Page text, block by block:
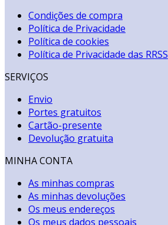
Condições de compra
Política de Privacidade
Política de cookies
Política de Privacidade das RRSS
SERVIÇOS
Envio
Portes gratuitos
Cartão-presente
Devolução gratuita
MINHA CONTA
As minhas compras
As minhas devoluções
Os meus endereços
Os meus dados pessoais